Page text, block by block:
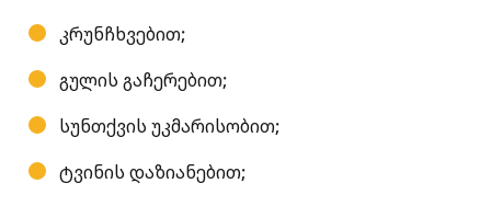
კრუნჩხვებით;
გულის გაჩერებით;
სუნთქვის უკმარისობით;
ტვინის დაზიანებით;